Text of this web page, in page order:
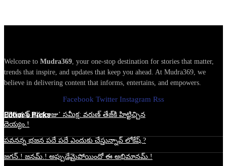
Welcome to Mudra369, your one-stop destination for stories that matter,
trends that inspire, and updates that keep you ahead. At Mudra369, we
believe in delivering content that informs, entertains, and empowers.
Facebook Twitter Instagram Rss
Edtior's Picks
‘కొరియన్ కనకరాజు’ సమీక్ష: వరుణ్ తేజ్‌కి హిట్టిచ్చిన
దెయ్యం.!
పవనన్న భజన పదే పదే ఎందుకు చేస్తున్నావ్ లోకేష్.?
జగన్.! జనమ్.! అప్పుడేమైపోయిందో ఈ అభిమానమ్.!